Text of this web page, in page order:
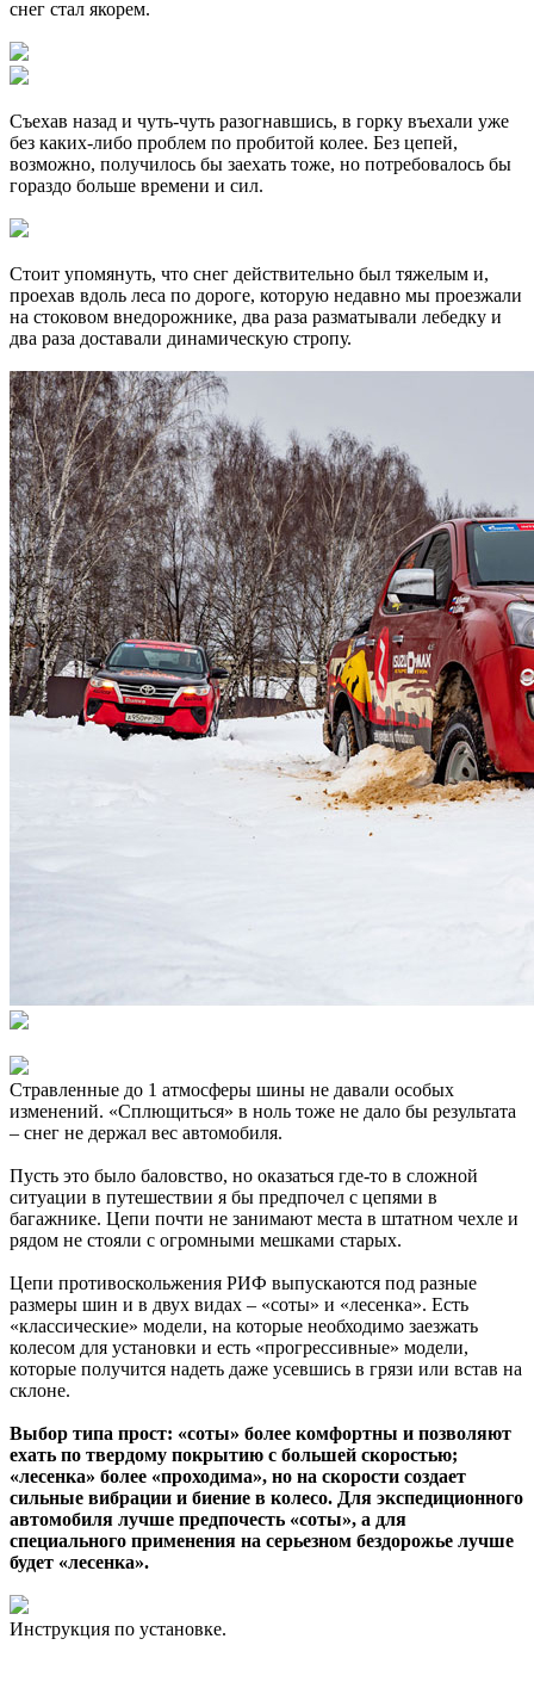
снег стал якорем.
Съехав назад и чуть-чуть разогнавшись, в горку въехали уже
без каких-либо проблем по пробитой колее. Без цепей,
возможно, получилось бы заехать тоже, но потребовалось бы
гораздо больше времени и сил.
Стоит упомянуть, что снег действительно был тяжелым и,
проехав вдоль леса по дороге, которую недавно мы проезжали
на стоковом внедорожнике, два раза разматывали лебедку и
два раза доставали динамическую стропу.
Стравленные до 1 атмосферы шины не давали особых
изменений. «Сплющиться» в ноль тоже не дало бы результата
– снег не держал вес автомобиля.
Пусть это было баловство, но оказаться где-то в сложной
ситуации в путешествии я бы предпочел с цепями в
багажнике. Цепи почти не занимают места в штатном чехле и
рядом не стояли с огромными мешками старых.
Цепи противоскольжения РИФ выпускаются под разные
размеры шин и в двух видах – «соты» и «лесенка». Есть
«классические» модели, на которые необходимо заезжать
колесом для установки и есть «прогрессивные» модели,
которые получится надеть даже усевшись в грязи или встав на
склоне.
Выбор типа прост: «соты» более комфортны и позволяют
ехать по твердому покрытию с большей скоростью;
«лесенка» более «проходима», но на скорости создает
сильные вибрации и биение в колесо. Для экспедиционного
автомобиля лучше предпочесть «соты», а для
специального применения на серьезном бездорожье лучше
будет «лесенка».
Инструкция по установке.